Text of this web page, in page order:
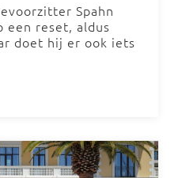
Spahn
een reset, aldus
doet hij er ook iets